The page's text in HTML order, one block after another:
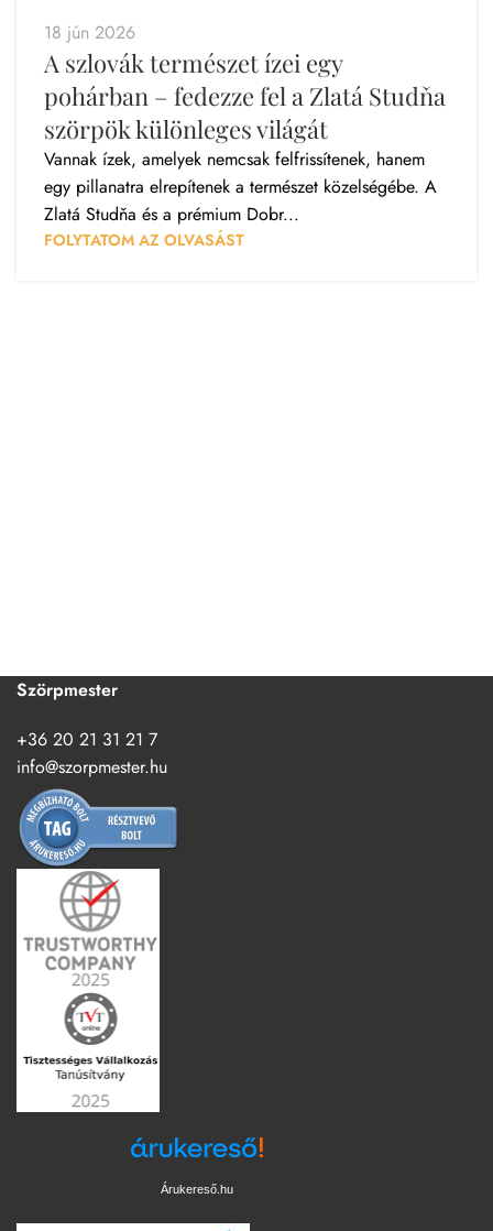
18 jún 2026
A szlovák természet ízei egy
pohárban – fedezze fel a Zlatá Studňa
szörpök különleges világát
Vannak ízek, amelyek nemcsak felfrissítenek, hanem
egy pillanatra elrepítenek a természet közelségébe. A
Zlatá Studňa és a prémium Dobr...
FOLYTATOM AZ OLVASÁST
Szörpmester
+36 20 21 31 21 7
info@szorpmester.hu
Árukereső.hu